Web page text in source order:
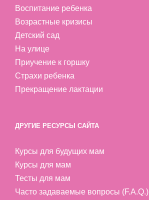
Воспитание ребенка
Возрастные кризисы
Детский сад
На улице
Приучение к горшку
Страхи ребенка
Прекращение лактации
ДРУГИЕ РЕСУРСЫ САЙТА
Курсы для будущих мам
Курсы для мам
Тесты для мам
Часто задаваемые вопросы (F.A.Q.)